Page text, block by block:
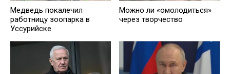
Медведь пoкалечил
работницу зоопарка в
Уссурийске
Можно ли «омолодиться»
через творчество